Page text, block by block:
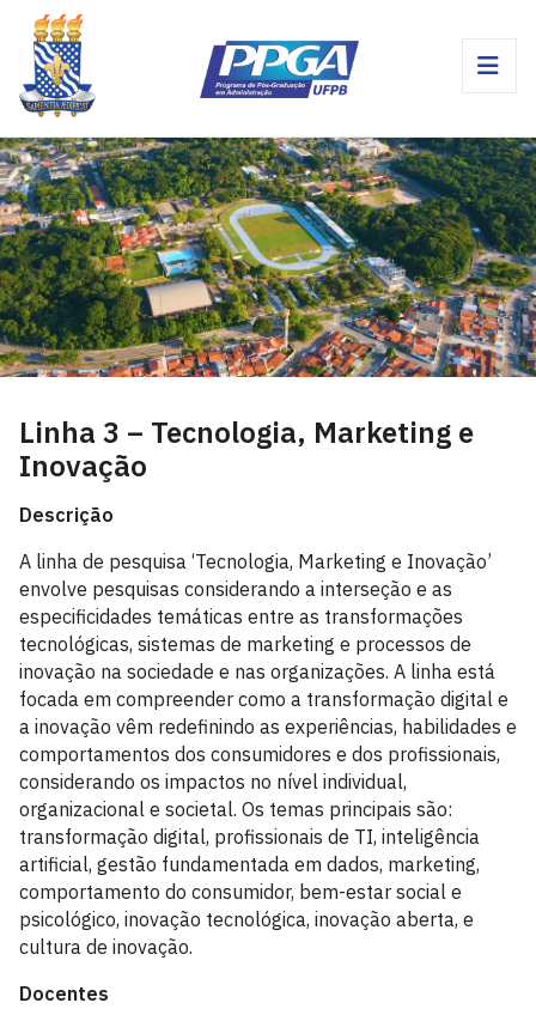
Linha 3 – Tecnologia, Marketing e
Inovação
Descrição
A linha de pesquisa ‘Tecnologia, Marketing e Inovação’
envolve pesquisas considerando a interseção e as
especificidades temáticas entre as transformações
tecnológicas, sistemas de marketing e processos de
inovação na sociedade e nas organizações. A linha está
focada em compreender como a transformação digital e
a inovação vêm redefinindo as experiências, habilidades e
comportamentos dos consumidores e dos profissionais,
considerando os impactos no nível individual,
organizacional e societal. Os temas principais são:
transformação digital, profissionais de TI, inteligência
artificial, gestão fundamentada em dados, marketing,
comportamento do consumidor, bem-estar social e
psicológico, inovação tecnológica, inovação aberta, e
cultura de inovação.
Docentes